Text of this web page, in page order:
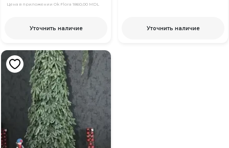
Цена в приложении Ok Flora 1860,00 MDL
Уточнить наличие Уточнить наличие